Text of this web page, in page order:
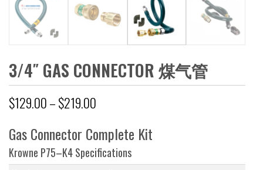
3/4″ GAS CONNECTOR 煤气管
$129.00–$219.00
Gas Connector Complete Kit
Krowne P75–K4 Specifications